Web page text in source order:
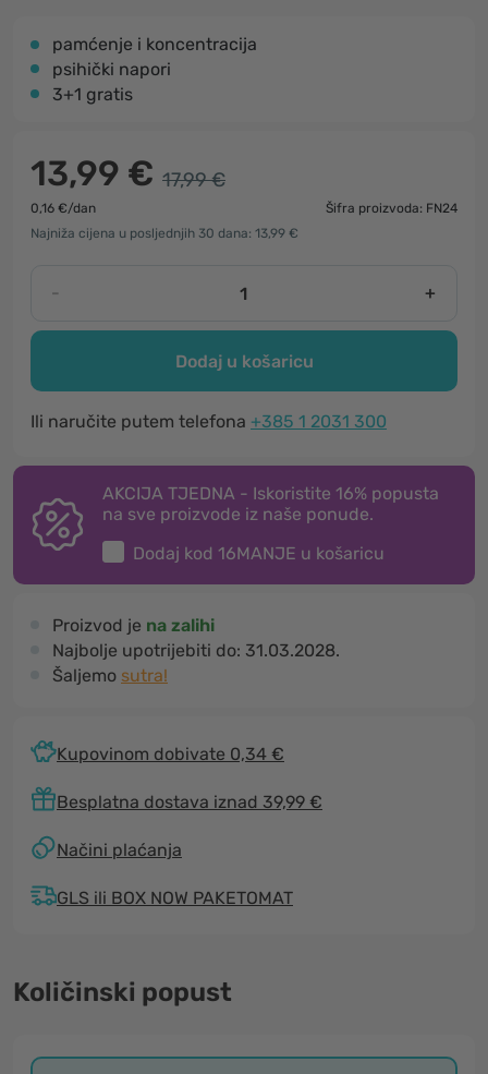
pamćenje i koncentracija
psihički napori
3+1 gratis
13,99 € 17,99 €
0,16 €/dan
Šifra proizvoda: FN24
Najniža cijena u posljednjih 30 dana: 13,99 €
- +
Dodaj u košaricu
Ili naručite putem telefona +385 1 2031 300
AKCIJA TJEDNA - Iskoristite 16% popusta
na sve proizvode iz naše ponude.
Dodaj kod 16MANJE u košaricu
Proizvod je na zalihi
Najbolje upotrijebiti do: 31.03.2028.
Šaljemo sutra!
Kupovinom dobivate 0,34 €
Besplatna dostava iznad 39,99 €
Načini plaćanja
GLS ili BOX NOW PAKETOMAT
Količinski popust